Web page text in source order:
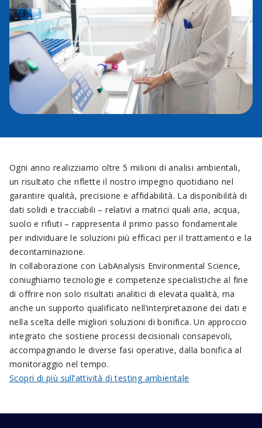
Ogni anno realizziamo oltre 5 milioni di analisi ambientali,
un risultato che riflette il nostro impegno quotidiano nel
garantire qualità, precisione e affidabilità. La disponibilità di
dati solidi e tracciabili – relativi a matrici quali aria, acqua,
suolo e rifiuti – rappresenta il primo passo fondamentale
per individuare le soluzioni più efficaci per il trattamento e la
decontaminazione.
In collaborazione con LabAnalysis Environmental Science,
coniughiamo tecnologie e competenze specialistiche al fine
di offrire non solo risultati analitici di elevata qualità, ma
anche un supporto qualificato nell’interpretazione dei dati e
nella scelta delle migliori soluzioni di bonifica. Un approccio
integrato che sostiene processi decisionali consapevoli,
accompagnando le diverse fasi operative, dalla bonifica al
monitoraggio nel tempo.
Scopri di più sull’attività di testing ambientale